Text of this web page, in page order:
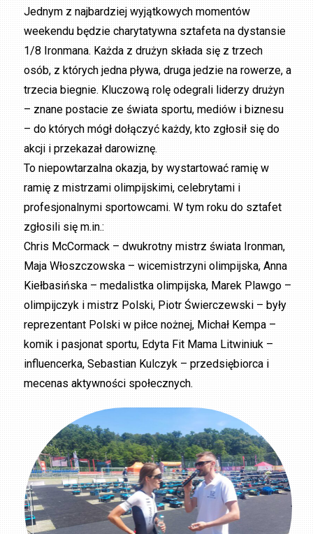
Jednym z najbardziej wyjątkowych momentów
weekendu będzie charytatywna sztafeta na dystansie
1/8 Ironmana. Każda z drużyn składa się z trzech
osób, z których jedna pływa, druga jedzie na rowerze, a
trzecia biegnie. Kluczową rolę odegrali liderzy drużyn
– znane postacie ze świata sportu, mediów i biznesu
– do których mógł dołączyć każdy, kto zgłosił się do
akcji i przekazał darowiznę.
To niepowtarzalna okazja, by wystartować ramię w
ramię z mistrzami olimpijskimi, celebrytami i
profesjonalnymi sportowcami. W tym roku do sztafet
zgłosili się m.in.:
Chris McCormack – dwukrotny mistrz świata Ironman,
Maja Włoszczowska – wicemistrzyni olimpijska, Anna
Kiełbasińska – medalistka olimpijska, Marek Plawgo –
olimpijczyk i mistrz Polski, Piotr Świerczewski – były
reprezentant Polski w piłce nożnej, Michał Kempa –
komik i pasjonat sportu, Edyta Fit Mama Litwiniuk –
influencerka, Sebastian Kulczyk – przedsiębiorca i
mecenas aktywności społecznych.